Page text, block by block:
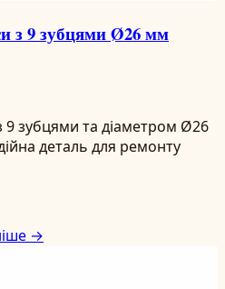
з 9 зубцями Ø26 мм
9 зубцями та діаметром Ø26
деталь для ремонту
→